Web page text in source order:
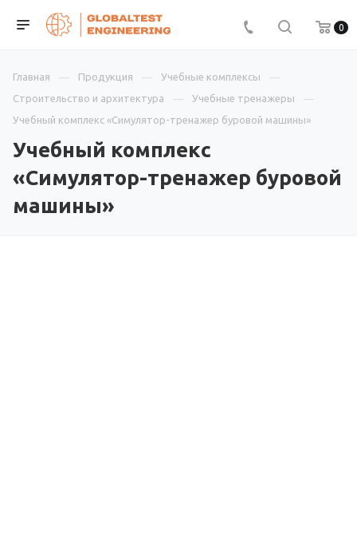
0
Главная Продукция
Учебные комплексы
Строительство и архитектура
Учебные тренажеры
Учебный комплекс «Симулятор-тренажер буровой машины»
Учебный комплекс
«Симулятор-тренажер буровой
машины»